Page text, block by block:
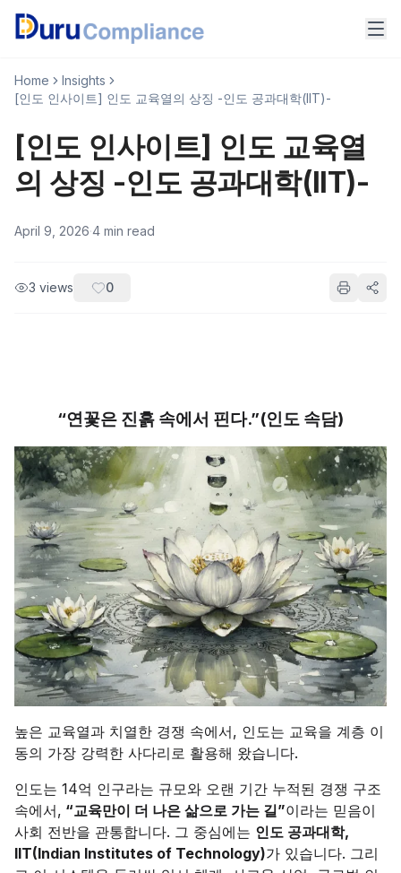
Home
Insights
[인도 인사이트] 인도 교육열의 상징 -인도 공과대학(IIT)-
[인도 인사이트] 인도 교육열
의 상징 -인도 공과대학(IIT)-
April 9, 2026·4 min read
3 views 0
“연꽃은 진흙 속에서 핀다.”(인도 속담)
높은 교육열과 치열한 경쟁 속에서, 인도는 교육을 계층 이
동의 가장 강력한 사다리로 활용해 왔습니다.
인도는 14억 인구라는 규모와 오랜 기간 누적된 경쟁 구조
속에서, “교육만이 더 나은 삶으로 가는 길”이라는 믿음이
사회 전반을 관통합니다. 그 중심에는 인도 공과대학,
IIT(Indian Institutes of Technology)가 있습니다. 그리